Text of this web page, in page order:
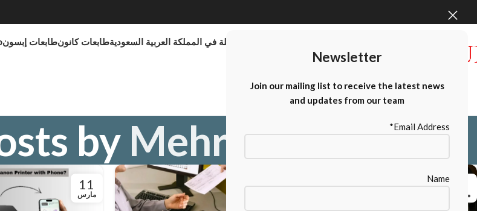
Newsletter
Join our mailing list to receive the latest news
and updates from our team
Email Address*
Name
موردو الطابعات كبيرة الحجم بالجملة في المملكة العربية السعوديةطابعات كانونطابعات إبسون
by Mehru
مارس
14
11
مارس